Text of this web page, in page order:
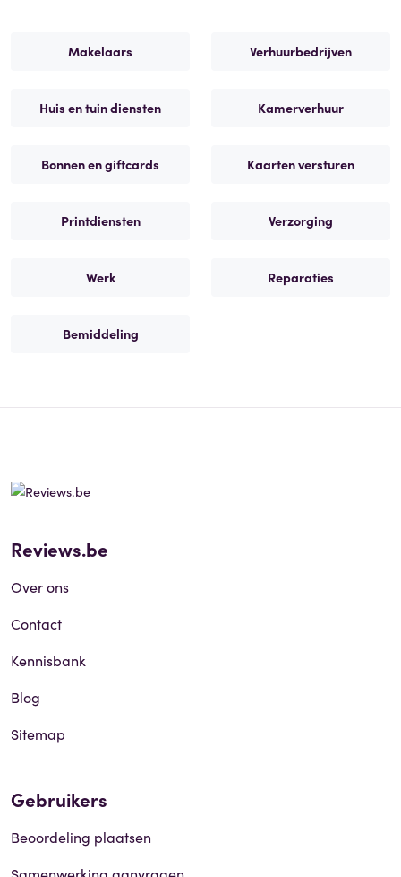
Makelaars Verhuurbedrijven
Huis en tuin diensten Kamerverhuur
Bonnen en giftcards Kaarten versturen
Printdiensten Verzorging
Werk Reparaties
Bemiddeling
Reviews.be
Over ons
Contact
Kennisbank
Blog
Sitemap
Gebruikers
Beoordeling plaatsen